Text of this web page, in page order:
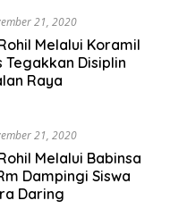
21, 2020
Melalui Koramil
Tegakkan Disiplin
Raya
21, 2020
Melalui Babinsa
Dampingi Siswa
Daring